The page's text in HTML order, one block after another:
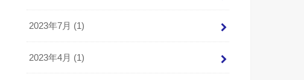
2023年7月 (1)
2023年4月 (1)